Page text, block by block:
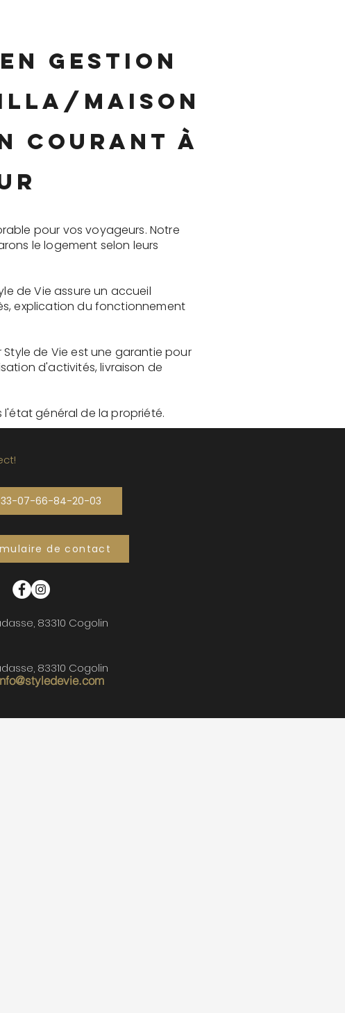
gestion
maison
courant à
pour vos voyageurs. Notre
le logement selon leurs
de Vie assure un accueil
explication du fonctionnement
de Vie est une garantie pour
d'activités, livraison de
l'état général de la propriété.
07-66-84-20-03
de contact
83310 Cogolin
83310 Cogolin